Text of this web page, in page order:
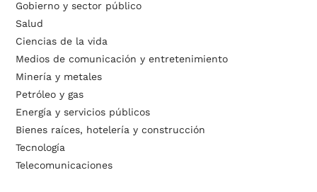
Gobierno y sector público
Salud
Ciencias de la vida
Medios de comunicación y entretenimiento
Minería y metales
Petróleo y gas
Energía y servicios públicos
Bienes raíces, hotelería y construcción
Tecnología
Telecomunicaciones